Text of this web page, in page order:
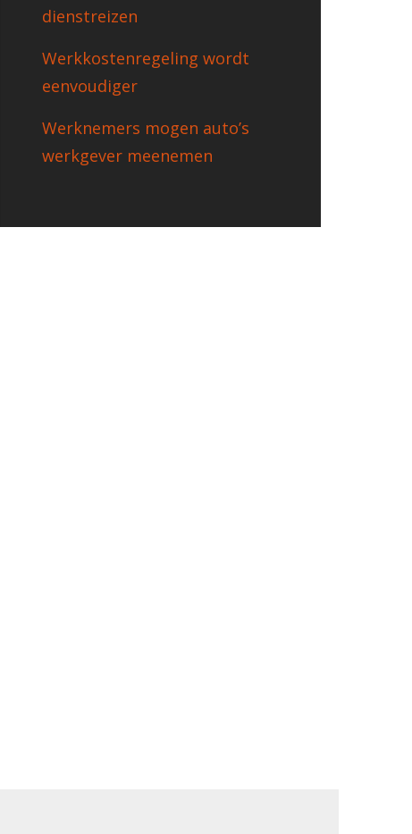
dienstreizen
Werkkostenregeling wordt
eenvoudiger
Werknemers mogen auto’s
werkgever meenemen